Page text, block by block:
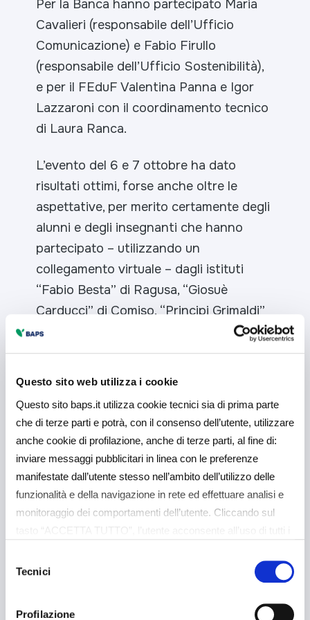
Questo sito web utilizza i cookie
Questo sito baps.it utilizza cookie tecnici sia di prima parte
che di terze parti e potrà, con il consenso dell’utente, utilizzare
anche cookie di profilazione, anche di terze parti, al fine di:
inviare messaggi pubblicitari in linea con le preferenze
manifestate dall’utente stesso nell’ambito dell’utilizzo delle
funzionalità e della navigazione in rete ed effettuare analisi e
monitoraggio dei comportamenti dell’utente. Cliccando sul
analitici. Il consenso è facoltativo e può essere revocato in
qualsiasi momento. Se l’utente desidera gestire le proprie
preferenze può cliccare sul tasto “Dettagli” (accessibile in
delTecnici
Profilazione
Per la Banca hanno partecipato Maria
Cavalieri (responsabile dell’Ufficio
Comunicazione) e Fabio Firullo
(responsabile dell’Ufficio Sostenibilità),
e per il FEduF Valentina Panna e Igor
Lazzaroni con il coordinamento tecnico
di Laura Ranca.
L’evento del 6 e 7 ottobre ha dato
risultati ottimi, forse anche oltre le
aspettative, per merito certamente degli
alunni e degli insegnanti che hanno
partecipato – utilizzando un
collegamento virtuale – dagli istituti
“Fabio Besta” di Ragusa, “Giosuè
Carducci” di Comiso, “Principi Grimaldi”
di Modica e “Enrico Berlinguer” di
Ragusa.
Soddisfatti anche gli insegnanti, i quali
hanno espressamente chiesto a Baps e
FeduF di organizzare altri incontri per
poter coinvolgere le classi che, per
evidenti motivi organizzativi, non hanno
partecipato a questa edizione.
dal Comitato per la programmazione e il
educazione finanziaria costituito